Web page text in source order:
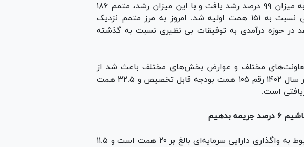
وی افزود: بودجه سال ۱۴۰۳ نسبت به سال ۱۴۰۲ به میزان ۹۹ درصد رشد یافت و با این میزان رشد، متمم ۱۸۶
همتی ارائه دادیم و همین باعث رشد مشخصی نسبت به ۱۵۱ همت اولیه شد. امروز به مرز متمم نزدیک
حوزه درآمدی به توفیقات بی نظیری نسبت به گذشته
معاونت‌های مختلف و عوارض بخش‌های مختلف باعث شد از
درآمد مکفی به درآمد مثبت برسیم، یادآور شد: در سال ۱۴۰۲ رقم ۱۰۵ همت بودجه قابل تخصیص و ۳۲.۵ همت
است.
بدهیم
شهردار تهران با بیان اینکه بخشی از درآمد‌ها مربوط به واگذاری دارایی سرمایه‌ای بالغ بر ۲۰ همت است و ۱۱.۵